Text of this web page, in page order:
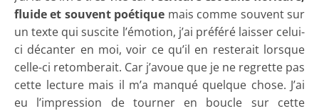
fluide et souvent poétique mais comme souvent sur
un texte qui suscite l’émotion, j’ai préféré laisser celui-
ci décanter en moi, voir ce qu’il en resterait lorsque
celle-ci retomberait. Car j’avoue que je ne regrette pas
cette lecture mais il m’a manqué quelque chose. J’ai
eu l’impression de tourner en boucle sur cette